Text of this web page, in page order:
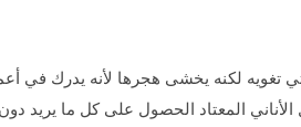
تغويه لكنه يخشى هجرها لأنه يدرك في
الأناني المعتاد الحصول على كل ما يريد